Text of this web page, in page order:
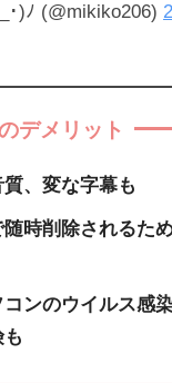
)ﾉ (@mikiko206)
デメリット
、変な字幕も
時削除されるた
ンのウイルス感